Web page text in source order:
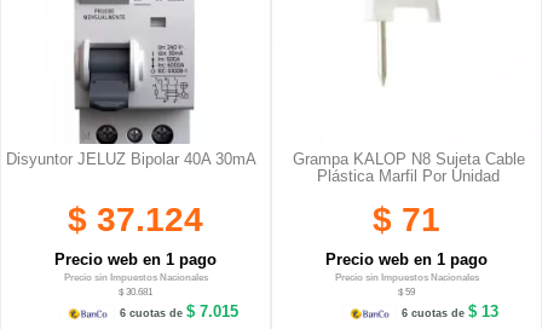
Disyuntor JELUZ Bipolar 40A 30mA
$ 37.124
Precio web en 1 pago
Precio sin Impuestos Nacionales
$ 30.681
6 cuotas de $ 7.015
Grampa KALOP N8 Sujeta Cable
Plástica Marfil Por Unidad
$ 71
Precio web en 1 pago
Precio sin Impuestos Nacionales
$ 59
6 cuotas de $ 13